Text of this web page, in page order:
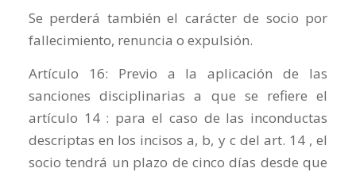
Se perderá también el carácter de socio por
fallecimiento, renuncia o expulsión.
Artículo 16: Previo a la aplicación de las
sanciones disciplinarias a que se refiere el
artículo 14 : para el caso de las inconductas
descriptas en los incisos a, b, y c del art. 14 , el
socio tendrá un plazo de cinco días desde que